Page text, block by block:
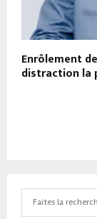
Enrôlement
distraction la